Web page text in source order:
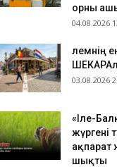
орны
04.08.2026
​Әлемнің
03.08.2026
«Іле-
жүргені
ақпарат
шықты